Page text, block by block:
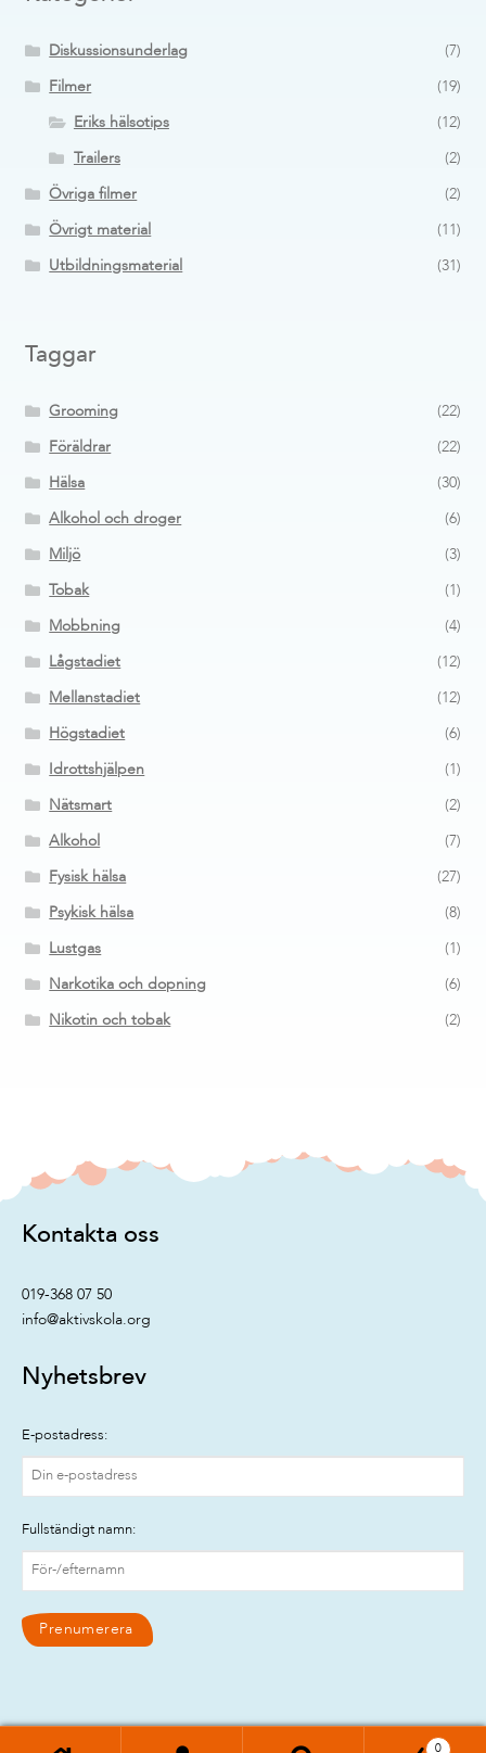
Diskussionsunderlag (7)
Filmer (19)
Eriks hälsotips (12)
Trailers (2)
Övriga filmer (2)
Övrigt material (11)
Utbildningsmaterial (31)
Taggar
Grooming (22)
Föräldrar (22)
Hälsa (30)
Alkohol och droger (6)
Miljö (3)
Tobak (1)
Mobbning (4)
Lågstadiet (12)
Mellanstadiet (12)
Högstadiet (6)
Idrottshjälpen (1)
Nätsmart (2)
Alkohol (7)
Fysisk hälsa (27)
Psykisk hälsa (8)
Lustgas (1)
Narkotika och dopning (6)
Nikotin och tobak (2)
Kontakta oss
019-368 07 50
info@aktivskola.org
Nyhetsbrev
E-postadress:
Fullständigt namn:
0